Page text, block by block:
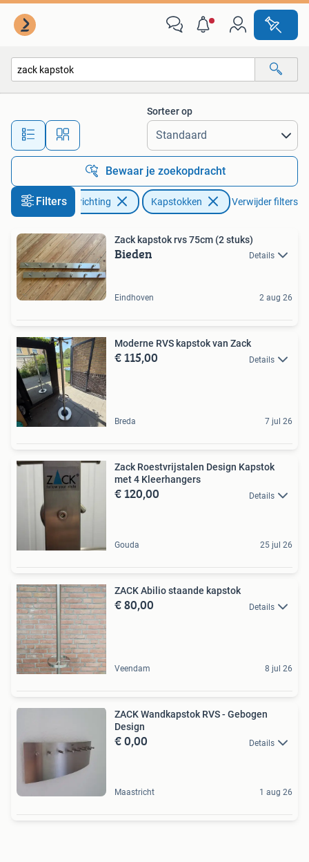
Alle afstanden…
Sorteer op
Bewaar je zoekopdracht
Filters
Huis en Inrichting Kapstokken Verwijder filters
Zack kapstok rvs 75cm (2 stuks)
Bieden Details
Eindhoven 2 aug 26
Moderne RVS kapstok van Zack
€ 115,00 Details
Breda 7 jul 26
Zack Roestvrijstalen Design Kapstok
met 4 Kleerhangers
€ 120,00 Details
Gouda 25 jul 26
ZACK Abilio staande kapstok
€ 80,00 Details
Veendam 8 jul 26
ZACK Wandkapstok RVS - Gebogen
Design
€ 0,00 Details
Maastricht 1 aug 26